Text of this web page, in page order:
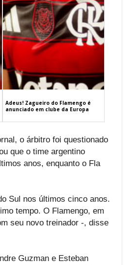
Adeus! Zagueiro do Flamengo é
anunciado em clube da Europa
o árbitro foi questionado
que o time argentino
anos, enquanto o Fla
Sul nos últimos cinco anos.
tempo. O Flamengo, em
seu novo treinador -, disse
Guzman e Esteban